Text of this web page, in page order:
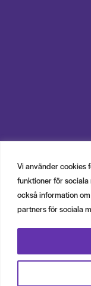
Vi använder cookies
funktioner för
också information
partners för sociala